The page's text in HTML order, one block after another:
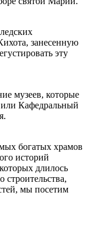
занесенную
эту
музеев, которые
Кафедральный
богатых храмов
историй
длилось
строительства,
мы посетим